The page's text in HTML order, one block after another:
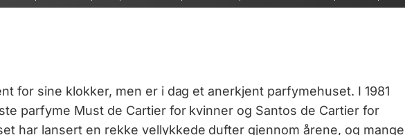
for sine klokker, men er i dag et anerkjent parfymehuset. I 1981
parfyme Must de Cartier for kvinner og Santos de Cartier for
har lansert en rekke vellykkede dufter gjennom årene, og mange